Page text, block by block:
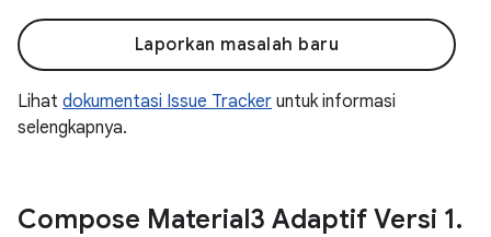
Laporkan masalah baru
Lihat dokumentasi Issue Tracker untuk informasi
selengkapnya.
Compose Material3 Adaptif Versi 1.